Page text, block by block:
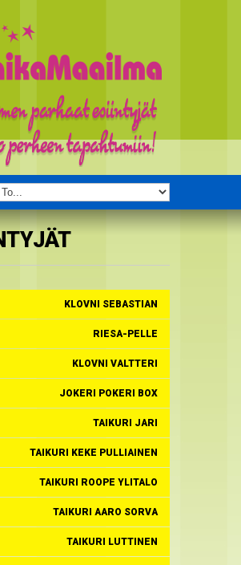
KLOVNI SEBASTIAN
RIESA-PELLE
KLOVNI VALTTERI
JOKERI POKERI BOX
TAIKURI JARI
TAIKURI KEKE PULLIAINEN
TAIKURI ROOPE YLITALO
TAIKURI AARO SORVA
TAIKURI LUTTINEN